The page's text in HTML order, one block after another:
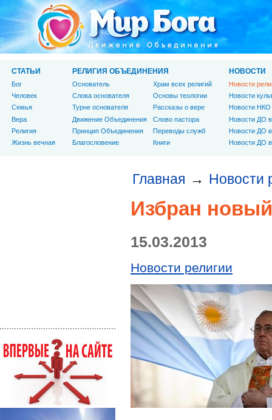
Главная → Новости
Избран
15.03.2013
Новости религии
СТАТЬИ
Бог
Человек
Cемья
Вера
Религия
Жизнь вечная
РЕЛИГИЯ ОБЪЕДИНЕНИЯ
Основатель
Слова основателя
Турне основателя
Движение Объединения
Принцип Объединения
Благословение
Храм всех религий
Основы теологии
Рассказы о вере
Слово пастора
Переводы служб
Книги
НОВОСТИ
Новости
Новости
Новости НКО
Новости ДО
Новости ДО
Новости ДО